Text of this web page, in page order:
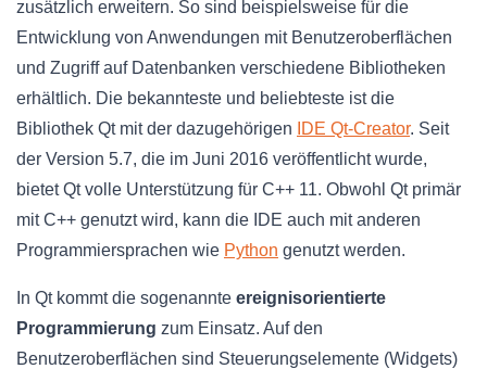
zusätzlich erweitern. So sind beispielsweise für die
Entwicklung von Anwendungen mit Benutzeroberflächen
und Zugriff auf Datenbanken verschiedene Bibliotheken
erhältlich. Die bekannteste und beliebteste ist die
Bibliothek Qt mit der dazugehörigen
IDE Qt-Creator. Seit
der Version 5.7, die im Juni 2016 veröffentlicht wurde,
bietet Qt volle Unterstützung für C++ 11. Obwohl Qt primär
mit C++ genutzt wird, kann die IDE auch mit anderen
Programmiersprachen wie Python genutzt werden.
In Qt kommt die sogenannte ereignisorientierte
Programmierung zum Einsatz. Auf den
Benutzeroberflächen sind Steuerungselemente (Widgets)